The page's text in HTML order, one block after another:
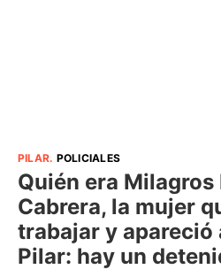
PILAR. POLICIALES
Quién era Milagros
Cabrera, la mujer
trabajar y apareció
Pilar: hay un